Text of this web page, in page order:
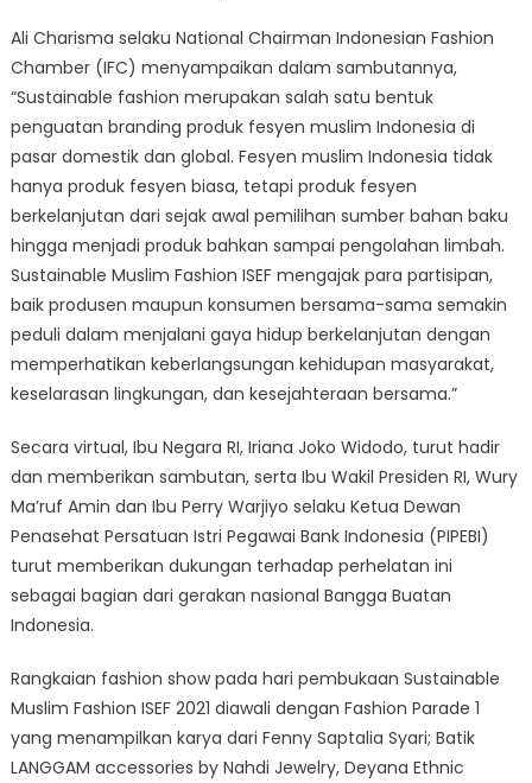
Ali Charisma selaku National Chairman Indonesian Fashion
Chamber (IFC) menyampaikan dalam sambutannya,
“Sustainable fashion merupakan salah satu bentuk
penguatan branding produk fesyen muslim Indonesia di
pasar domestik dan global. Fesyen muslim Indonesia tidak
hanya produk fesyen biasa, tetapi produk fesyen
berkelanjutan dari sejak awal pemilihan sumber bahan baku
hingga menjadi produk bahkan sampai pengolahan limbah.
Sustainable Muslim Fashion ISEF mengajak para partisipan,
baik produsen maupun konsumen bersama-sama semakin
peduli dalam menjalani gaya hidup berkelanjutan dengan
memperhatikan keberlangsungan kehidupan masyarakat,
keselarasan lingkungan, dan kesejahteraan bersama.”
Secara virtual, Ibu Negara RI, Iriana Joko Widodo, turut hadir
dan memberikan sambutan, serta Ibu Wakil Presiden RI, Wury
Ma’ruf Amin dan Ibu Perry Warjiyo selaku Ketua Dewan
Penasehat Persatuan Istri Pegawai Bank Indonesia (PIPEBI)
turut memberikan dukungan terhadap perhelatan ini
sebagai bagian dari gerakan nasional Bangga Buatan
Indonesia.
Rangkaian fashion show pada hari pembukaan Sustainable
Muslim Fashion ISEF 2021 diawali dengan Fashion Parade 1
yang menampilkan karya dari Fenny Saptalia Syari; Batik
LANGGAM accessories by Nahdi Jewelry, Deyana Ethnic